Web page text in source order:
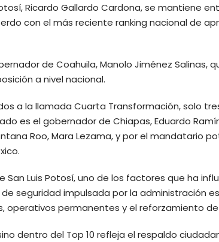
Ricardo Gallardo Cardona, se mantiene
con el más reciente ranking nacional de
de Coahuila, Manolo Jiménez Salinas,
a nivel nacional.
a la llamada Cuarta Transformación, solo
es el gobernador de Chiapas, Eduardo
Roo, Mara Lezama, y por el mandatario
San Luis Potosí, uno de los factores que ha
seguridad impulsada por la administración
operativos permanentes y el reforzamiento
dentro del Top 10 refleja el respaldo